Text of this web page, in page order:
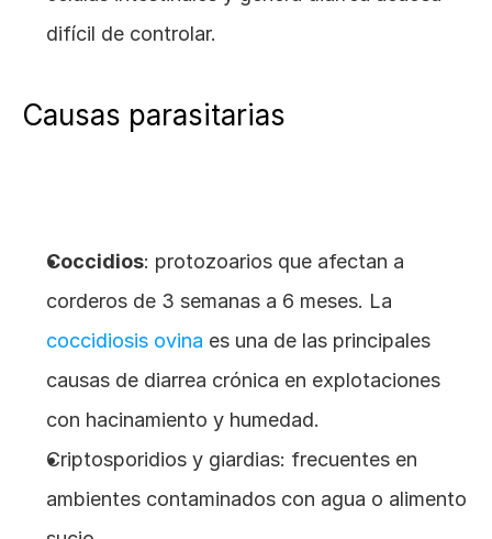
difícil de controlar.
Causas parasitarias
Coccidios: protozoarios que afectan a
corderos de 3 semanas a 6 meses. La
coccidiosis ovina es una de las principales
causas de diarrea crónica en explotaciones
con hacinamiento y humedad.
Criptosporidios y giardias: frecuentes en
ambientes contaminados con agua o alimento